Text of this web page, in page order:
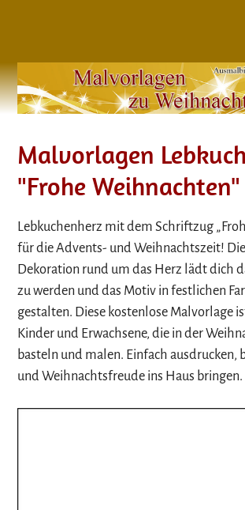
Malvorlagen
"Frohe Weihnachten"
Lebkuchenherz mit dem Schriftzug
für die Advents- und Weihnachtszeit!
Dekoration rund um das Herz lädt dich
zu werden und das Motiv in festlichen
gestalten. Diese kostenlose Malvorlage
Kinder und Erwachsene, die in der
basteln und malen. Einfach ausdrucken,
und Weihnachtsfreude ins Haus bringen.